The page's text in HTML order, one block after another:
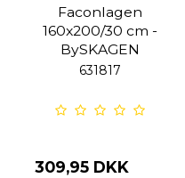
Faconlagen
160x200/30 cm -
BySKAGEN
631817
309,95 DKK